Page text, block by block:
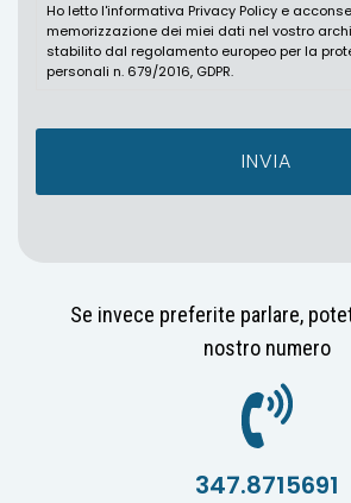
Ho letto l'informativa Privacy Policy e
memorizzazione dei miei dati nel vostro
stabilito dal regolamento europeo per la
personali n. 679/2016, GDPR.
Se invece preferite parlare,
nostro numero
347.8715691